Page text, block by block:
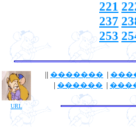
221
237
253
URL
|| ������� |
| ������ |